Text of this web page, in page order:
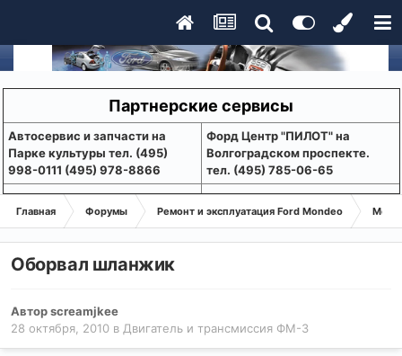
Партнерские сервисы
Aвтосервис и запчасти на
Парке культуры тел. (495)
998-0111 (495) 978-8866
Форд Центр "ПИЛОТ" на
Волгоградском проспекте.
тел. (495) 785-06-65
Главная Форумы Ремонт и эксплуатация Ford Mondeo
Оборвал шланжик
Авторscreamjkee
28 октября, 2010 в Двигатель и трансмиссия ФМ-3